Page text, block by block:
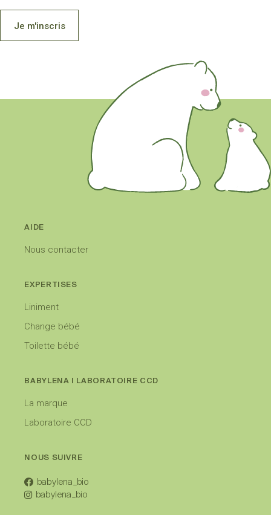
Je m'inscris
AIDE
Nous contacter
EXPERTISES
Liniment
Change bébé
Toilette bébé
BABYLENA I LABORATOIRE CCD
La marque
Laboratoire CCD
NOUS SUIVRE
babylena_bio
babylena_bio